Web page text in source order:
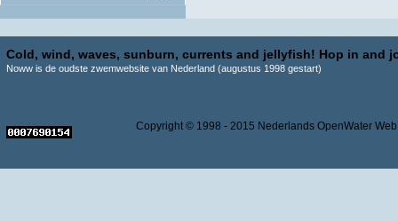
Cold, wind, waves, sunburn, currents and jellyfish! Hop in and
Noww is de oudste zwemwebsite van Nederland (augustus 1998 gestart)
Copyright © 1998 - 2015 Nederlands OpenWater